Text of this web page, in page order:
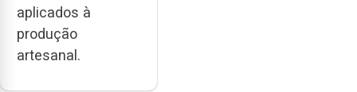
aplicados à
produção
artesanal.